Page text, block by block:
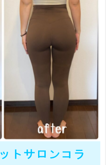
トサロンコラ